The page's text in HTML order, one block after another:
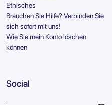
Ethisches
Brauchen Sie Hilfe? Verbinden Sie
sich sofort mit uns!
Wie Sie mein Konto löschen
können
Social